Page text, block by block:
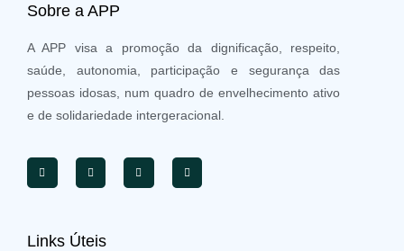
Sobre a APP
A APP visa a promoção da dignificação, respeito,
saúde, autonomia, participação e segurança das
pessoas idosas, num quadro de envelhecimento ativo
e de solidariedade intergeracional.
Links Úteis